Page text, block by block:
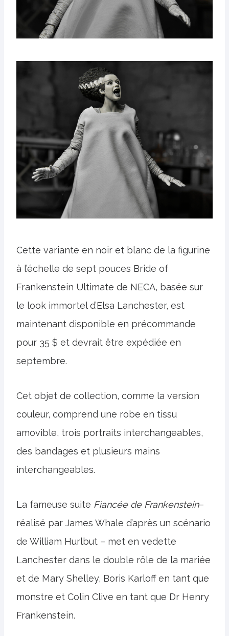
Cette variante en noir et blanc de la figurine
à l’échelle de sept pouces Bride of
Frankenstein Ultimate de NECA, basée sur
le look immortel d’Elsa Lanchester, est
maintenant disponible en précommande
pour 35 $ et devrait être expédiée en
septembre.
Cet objet de collection, comme la version
couleur, comprend une robe en tissu
amovible, trois portraits interchangeables,
des bandages et plusieurs mains
interchangeables.
La fameuse suite Fiancée de Frankenstein–
réalisé par James Whale d’après un scénario
de William Hurlbut – met en vedette
Lanchester dans le double rôle de la mariée
et de Mary Shelley, Boris Karloff en tant que
monstre et Colin Clive en tant que Dr Henry
Frankenstein.